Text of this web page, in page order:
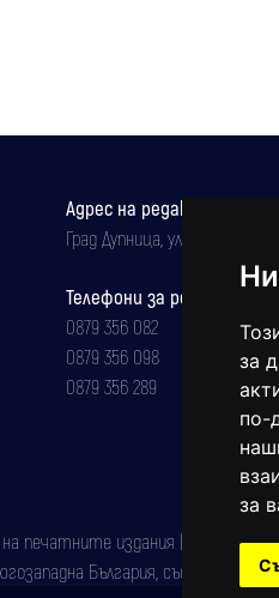
за
по-
за
Адрес на редакцията
Град Дупница, ул.''Христо
Телефони за реклама и
0879 356 082
0879 356 098
0879 356 289
издания (Българска
България, със